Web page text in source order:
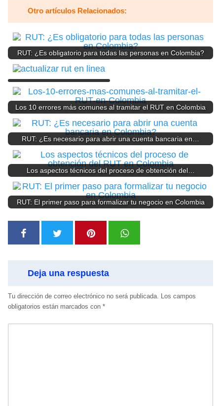
Otro artículos Relacionados:
RUT: ¿Es obligatorio para todas las personas en Colombia?
Los 10 errores más comunes al tramitar el RUT en Colombia
RUT: ¿Es necesario para abrir una cuenta bancaria en…
Los aspectos técnicos del proceso de obtención del…
RUT: El primer paso para formalizar tu negocio en Colombia
Deja una respuesta
Tu dirección de correo electrónico no será publicada. Los campos
obligatorios están marcados con *